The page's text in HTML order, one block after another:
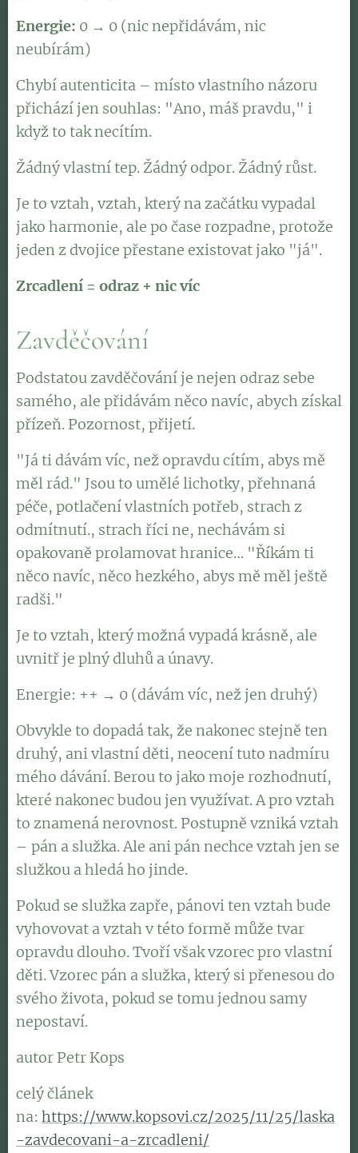
Energie: 0 → 0 (nic nepřidávám, nic
neubírám)
Chybí autenticita – místo vlastního názoru
přichází jen souhlas: "Ano, máš pravdu," i
když to tak necítím.
Žádný vlastní tep. Žádný odpor. Žádný růst.
Je to vztah, vztah, který na začátku vypadal
jako harmonie, ale po čase rozpadne, protože
jeden z dvojice přestane existovat jako "já".
Zrcadlení = odraz + nic víc
Zavděčování
Podstatou zavděčování je nejen odraz sebe
samého, ale přidávám něco navíc, abych získal
přízeň. Pozornost, přijetí.
"Já ti dávám víc, než opravdu cítím, abys mě
měl rád." Jsou to umělé lichotky, přehnaná
péče, potlačení vlastních potřeb, strach z
odmítnutí., strach říci ne, nechávám si
opakovaně prolamovat hranice… "Říkám ti
něco navíc, něco hezkého, abys mě měl ještě
radši."
Je to vztah, který možná vypadá krásně, ale
uvnitř je plný dluhů a únavy.
Energie: ++ → 0 (dávám víc, než jen druhý)
Obvykle to dopadá tak, že nakonec stejně ten
druhý, ani vlastní děti, neocení tuto nadmíru
mého dávání. Berou to jako moje rozhodnutí,
které nakonec budou jen využívat. A pro vztah
to znamená nerovnost. Postupně vzniká vztah
– pán a služka. Ale ani pán nechce vztah jen se
služkou a hledá ho jinde.
Pokud se služka zapře, pánovi ten vztah bude
vyhovovat a vztah v této formě může tvar
opravdu dlouho. Tvoří však vzorec pro vlastní
děti. Vzorec pán a služka, který si přenesou do
svého života, pokud se tomu jednou samy
nepostaví.
autor Petr Kops
celý článek
na: https://www.kopsovi.cz/2025/11/25/laska
-zavdecovani-a-zrcadleni/